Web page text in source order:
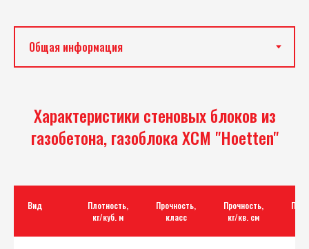
Характеристики стеновых блоков из
газобетона, газоблока ХСМ "Hoetten"
Вид
Плотность,
кг/куб. м
Прочность,
класс
Прочность,
кг/кв. см